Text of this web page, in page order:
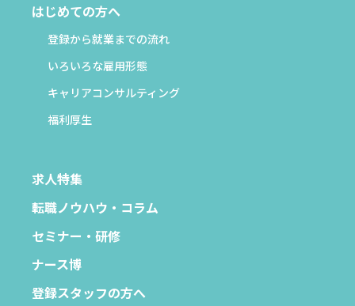
はじめての方へ
登録から就業までの流れ
いろいろな雇用形態
キャリアコンサルティング
福利厚生
求人特集
転職ノウハウ・コラム
セミナー・研修
ナース博
登録スタッフの方へ